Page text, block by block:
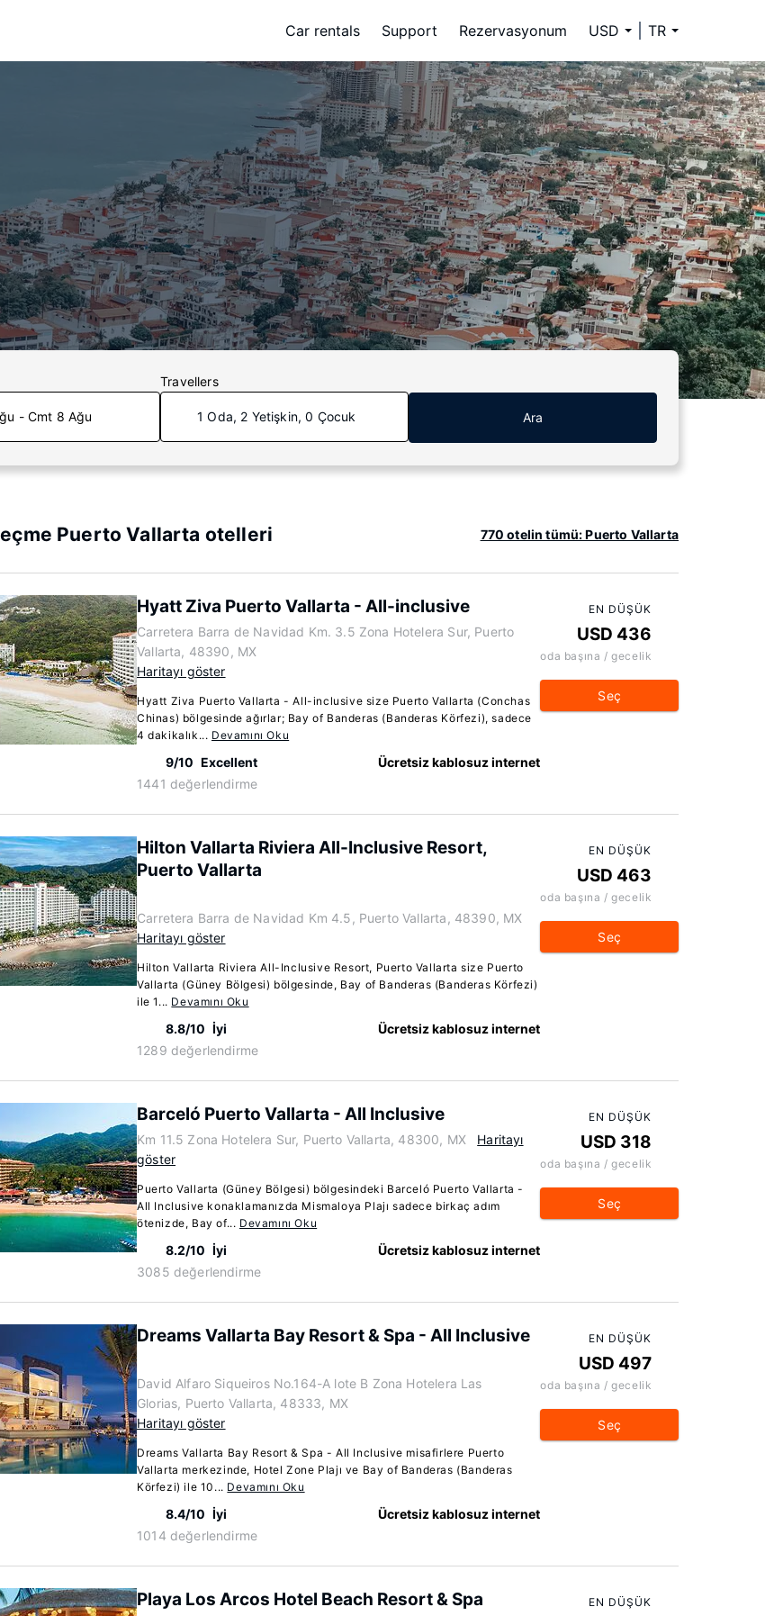
Car rentals Support Rezervasyonum USD TR
- Cmt 8 Ağu
Travellers
1 Oda, 2 Yetişkin, 0 Çocuk Ara
Puerto Vallarta otelleri 770 otelin tümü: Puerto Vallarta
Hyatt Ziva Puerto Vallarta - All-inclusive
Carretera Barra de Navidad Km. 3.5 Zona Hotelera Sur, Puerto
Vallarta, 48390, MX
Haritayı göster
Hyatt Ziva Puerto Vallarta - All-inclusive size Puerto Vallarta (Conchas
Chinas) bölgesinde ağırlar; Bay of Banderas (Banderas Körfezi), sadece
4 dakikalık... Devamını Oku
9/10 Excellent
1441 değerlendirme
Ücretsiz kablosuz internet
EN DÜŞÜK
USD 436
oda başına / gecelik
Seç
Hilton Vallarta Riviera All-Inclusive Resort,
Puerto Vallarta
Carretera Barra de Navidad Km 4.5, Puerto Vallarta, 48390, MX
Haritayı göster
Hilton Vallarta Riviera All-Inclusive Resort, Puerto Vallarta size Puerto
Vallarta (Güney Bölgesi) bölgesinde, Bay of Banderas (Banderas Körfezi)
ile 1... Devamını Oku
8.8/10 İyi
1289 değerlendirme
Ücretsiz kablosuz internet
EN DÜŞÜK
USD 463
oda başına / gecelik
Seç
Barceló Puerto Vallarta - All Inclusive
Km 11.5 Zona Hotelera Sur, Puerto Vallarta, 48300, MX
Haritayı
göster
Puerto Vallarta (Güney Bölgesi) bölgesindeki Barceló Puerto Vallarta -
All Inclusive konaklamanızda Mismaloya Plajı sadece birkaç adım
ötenizde, Bay of... Devamını Oku
8.2/10 İyi
3085 değerlendirme
Ücretsiz kablosuz internet
EN DÜŞÜK
USD 318
oda başına / gecelik
Seç
Dreams Vallarta Bay Resort & Spa - All Inclusive
David Alfaro Siqueiros No.164-A lote B Zona Hotelera Las
Glorias, Puerto Vallarta, 48333, MX
Haritayı göster
Dreams Vallarta Bay Resort & Spa - All Inclusive misafirlere Puerto
Vallarta merkezinde, Hotel Zone Plajı ve Bay of Banderas (Banderas
Körfezi) ile 10... Devamını Oku
8.4/10 İyi
1014 değerlendirme
Ücretsiz kablosuz internet
EN DÜŞÜK
USD 497
oda başına / gecelik
Seç
Playa Los Arcos Hotel Beach Resort & Spa EN DÜŞÜK